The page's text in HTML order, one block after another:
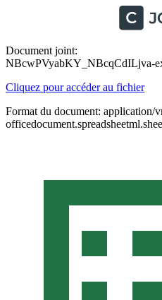
Document joint:
NBcwPVyabKY_NBcqCdILjva-
Cliquez pour accéder au fichier
Format du document: application/